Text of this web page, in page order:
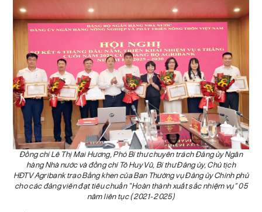
Đồng chí Lê Thị Mai Hương, Phó Bí thư chuyên trách Đảng ủy Ngân
hàng Nhà nước và đồng chí Tô Huy Vũ, Bí thư Đảng ủy, Chủ tịch
HĐTV Agribank trao Bằng khen của Ban Thường vụ Đảng ủy Chính phủ
cho các đảng viên đạt tiêu chuẩn “Hoàn thành xuất sắc nhiệm vụ” 05
năm liên tục (2021-2025)